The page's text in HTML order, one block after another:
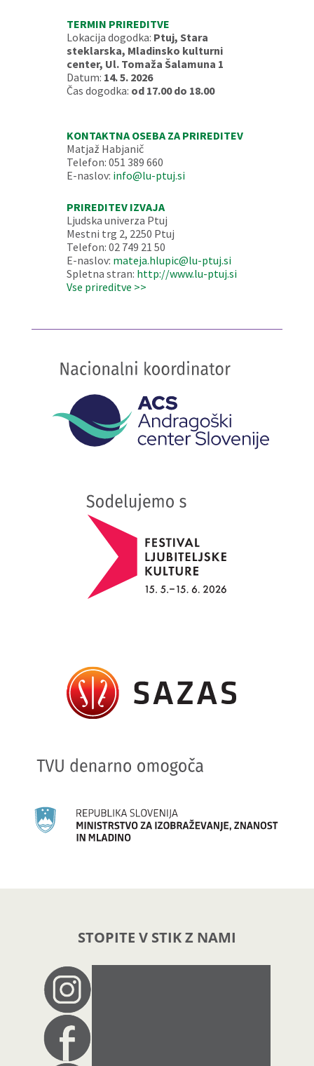
TERMIN PRIREDITVE
Lokacija dogodka: Ptuj, Stara
steklarska, Mladinsko kulturni
center, Ul. Tomaža Šalamuna 1
Datum: 14. 5. 2026
Čas dogodka: od 17.00 do 18.00
KONTAKTNA OSEBA ZA PRIREDITEV
Matjaž Habjanič
Telefon: 051 389 660
E-naslov: info@lu-ptuj.si
PRIREDITEV IZVAJA
Ljudska univerza Ptuj
Mestni trg 2, 2250 Ptuj
Telefon: 02 749 21 50
E-naslov: mateja.hlupic@lu-ptuj.si
Spletna stran: http://www.lu-ptuj.si
Vse prireditve >>
STOPITE V STIK Z NAMI